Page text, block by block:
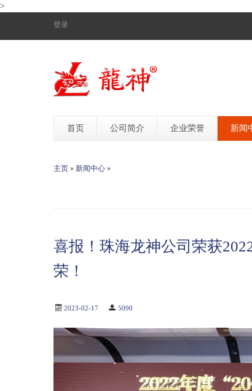
>
登录
首页 公司简介 企业荣誉 新闻
主页 » 新闻中心 »
喜报！珠海龙神公司荣获
荣！
2023-02-17 5090